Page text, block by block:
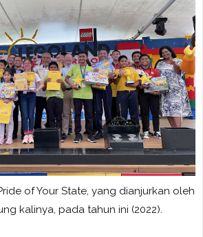
of Your State, yang dianjurkan oleh
kalinya, pada tahun ini (2022).